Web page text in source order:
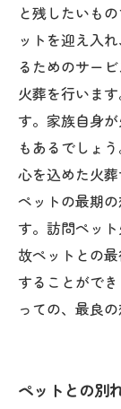
と残したいも
ットを迎え入
るためのサー
火葬を行いま
す。家族自身
もあるでしょ
心を込めた火
ペットの最期
す。訪問ペッ
故ペットとの
することがで
っての、最良
ペットとの別